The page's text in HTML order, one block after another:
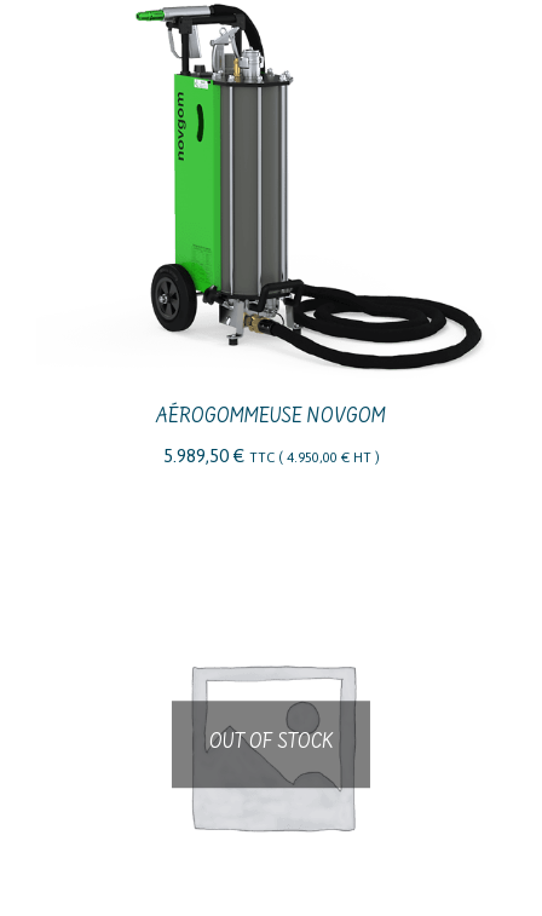
AÉROGOMMEUSE NOVGOM
5.989,50 € TTC ( 4.950,00 €HT )
OUT OF STOCK